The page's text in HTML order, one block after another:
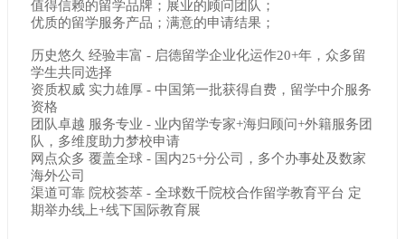
值得信赖的留学品牌；展业的顾问团队；
优质的留学服务产品；满意的申请结果；
历史悠久 经验丰富 - 启德留学企业化运作20+年，众多留
学生共同选择
资质权威 实力雄厚 - 中国第一批获得自费，留学中介服务
资格
团队卓越 服务专业 - 业内留学专家+海归顾问+外籍服务团
队，多维度助力梦校申请
网点众多 覆盖全球 - 国内25+分公司，多个办事处及数家
海外公司
渠道可靠 院校荟萃 - 全球数千院校合作留学教育平台 定
期举办线上+线下国际教育展